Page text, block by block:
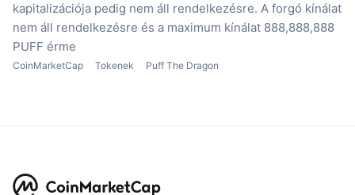
kapitalizációja pedig nem áll rendelkezésre. A forgó kínálat
nem áll rendelkezésre és a maximum kínálat 888,888,888
PUFF érme
CoinMarketCap Tokenek Puff The Dragon